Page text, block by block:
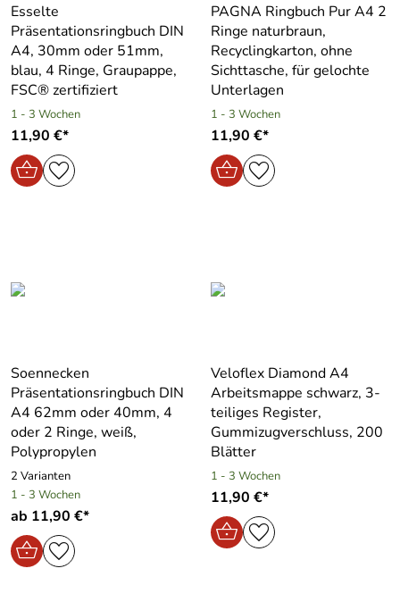
Esselte
Präsentationsringbuch DIN
A4, 30mm oder 51mm,
blau, 4 Ringe, Graupappe,
FSC® zertifiziert
1 - 3 Wochen
11,90 €*
PAGNA Ringbuch Pur A4 2
Ringe naturbraun,
Recyclingkarton, ohne
Sichttasche, für gelochte
Unterlagen
1 - 3 Wochen
11,90 €*
Soennecken
Präsentationsringbuch DIN
A4 62mm oder 40mm, 4
oder 2 Ringe, weiß,
Polypropylen
2 Varianten
1 - 3 Wochen
ab 11,90 €*
Veloflex Diamond A4
Arbeitsmappe schwarz, 3-
teiliges Register,
Gummizugverschluss, 200
Blätter
1 - 3 Wochen
11,90 €*